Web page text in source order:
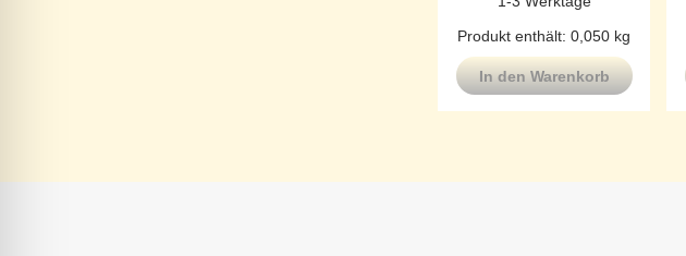
Produkt enthält: 0,050 kg
In den Warenkorb